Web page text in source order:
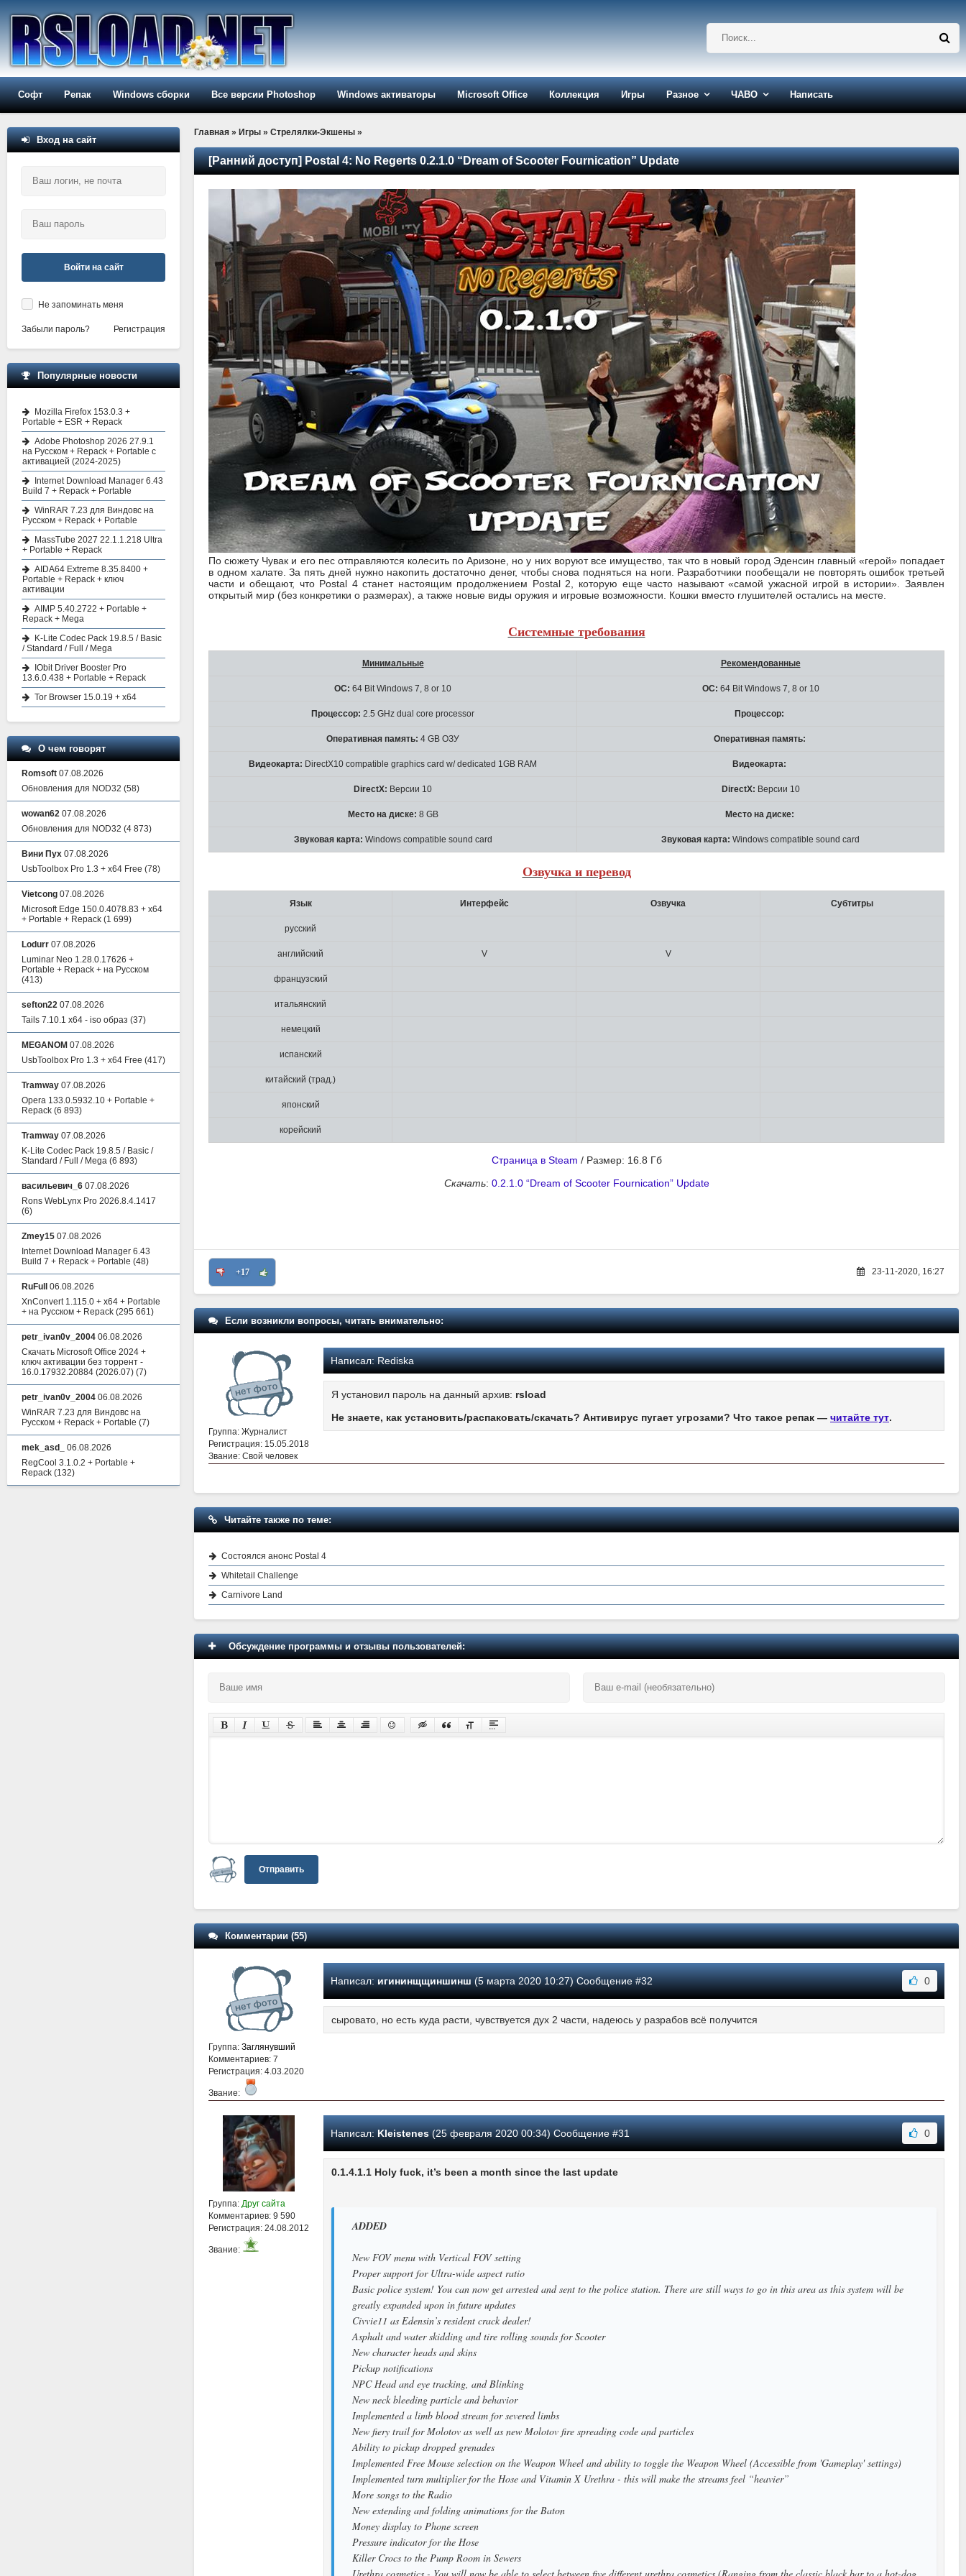
Софт Репак Windows сборки Все версии Photoshop Windows активаторы Microsoft Office Коллекция Игры Разное ЧАВО Написать
Главная » Игры » Стрелялки-Экшены »
[Ранний доступ] Postal 4: No Regerts 0.2.1.0 “Dream of Scooter Fournication” Update
По сюжету Чувак и его пес отправляются колесить по Аризоне, но у них воруют все имущество, так что в новый город Эденсин главный «герой» попадает
в одном халате. За пять дней нужно накопить достаточно денег, чтобы снова подняться на ноги. Разработчики пообещали не повторять ошибок третьей
части и обещают, что Postal 4 станет настоящим продолжением Postal 2, которую еще часто называют «самой ужасной игрой в иcтоpии». Заявлен
открытый мир (без конкретики о размерах), а также новые виды оружия и игровые возможности. Кошки вместо глушителей остались на месте.
Системные требования
Минимальные Рекомендованные
ОС: 64 Bit Windows 7, 8 or 10 ОС: 64 Bit Windows 7, 8 or 10
Процессор: 2.5 GHz dual core processor Процессор:
Оперативная память: 4 GB ОЗУ Оперативная память:
Видеокарта: DirectX10 compatible graphics card w/ dedicated 1GB RAM Видеокарта:
DirectX: Версии 10 DirectX: Версии 10
Место на диске: 8 GB Место на диске:
Звуковая карта: Windows compatible sound card Звуковая карта: Windows compatible sound card
Озвучка и перевод
Язык Интерфейс Озвучка Субтитры
русский
английский V V
французский
итальянский
немецкий
испанский
китайский (трад.)
японский
корейский
Страница в Steam / Размер: 16.8 Гб
Скачать: 0.2.1.0 “Dream of Scooter Fournication” Update
+17 23-11-2020, 16:27
Если возникли вопросы, читать внимательно:
Группа: Журналист
Регистрация: 15.05.2018
Звание: Свой человек
Написал:Rediska
Я установил пароль на данный архив: rsload
Не знаете, как установить/распаковать/скачать? Антивирус пугает угрозами? Что такое репак — читайте тут.
Читайте также по теме:
Состоялся анонс Postal 4
Whitetail Challenge
Carnivore Land
Обсуждение программы и отзывы пользователей:
Отправить
Комментарии (55)
Группа: Заглянувший
Комментариев: 7
Регистрация: 4.03.2020
Звание:
Написал: игининщщиншинш(5 марта 2020 10:27) Сообщение #32 0
сыровато, но есть куда расти, чувствуется дух 2 части, надеюсь у разрабов всё получится
Группа: Друг сайта
Комментариев: 9 590
Регистрация: 24.08.2012
Звание:
Написал: Kleistenes(25 февраля 2020 00:34) Сообщение #31 0
0.1.4.1.1 Holy fuck, it’s been a month since the last update
ADDED
New FOV menu with Vertical FOV setting
Proper support for Ultra-wide aspect ratio
Basic police system! You can now get arrested and sent to the police station. There are still ways to go in this area as this system will be
greatly expanded upon in future updates
Civvie11 as Edensin’s resident crack dealer!
Asphalt and water skidding and tire rolling sounds for Scooter
New character heads and skins
Pickup notifications
NPC Head and eye tracking, and Blinking
New neck bleeding particle and behavior
Implemented a limb blood stream for severed limbs
New fiery trail for Molotov as well as new Molotov fire spreading code and particles
Ability to pickup dropped grenades
Implemented Free Mouse selection on the Weapon Wheel and ability to toggle the Weapon Wheel (Accessible from 'Gameplay' settings)
Implemented turn multiplier for the Hose and Vitamin X Urethra - this will make the streams feel “heavier”
More songs to the Radio
New extending and folding animations for the Baton
Money display to Phone screen
Pressure indicator for the Hose
Killer Crocs to the Pump Room in Sewers
Вход на сайт
Войти на сайт
Не запоминать меня
Забыли пароль? Регистрация
Популярные новости
Mozilla Firefox 153.0.3 +
Portable + ESR + Repack
Adobe Photoshop 2026 27.9.1
на Русском + Repack + Portable с
активацией (2024-2025)
Internet Download Manager 6.43
Build 7 + Repack + Portable
WinRAR 7.23 для Виндовс на
Русском + Repack + Portable
MassTube 2027 22.1.1.218 Ultra
+ Portable + Repack
AIDA64 Extreme 8.35.8400 +
Portable + Repack + ключ
активации
AIMP 5.40.2722 + Portable +
Repack + Mega
K-Lite Codec Pack 19.8.5 / Basic
/ Standard / Full / Mega
IObit Driver Booster Pro
13.6.0.438 + Portable + Repack
Tor Browser 15.0.19 + x64
О чем говорят
Romsoft 07.08.2026
Обновления для NOD32 (58)
wowan62 07.08.2026
Обновления для NOD32 (4 873)
Вини Пух 07.08.2026
UsbToolbox Pro 1.3 + x64 Free (78)
Vietcong 07.08.2026
Microsoft Edge 150.0.4078.83 + x64
+ Portable + Repack (1 699)
Lodurr 07.08.2026
Luminar Neo 1.28.0.17626 +
Portable + Repack + на Русском
(413)
sefton22 07.08.2026
Tails 7.10.1 x64 - iso образ (37)
MEGANOM 07.08.2026
UsbToolbox Pro 1.3 + x64 Free (417)
Tramway 07.08.2026
Opera 133.0.5932.10 + Portable +
Repack (6 893)
Tramway 07.08.2026
K-Lite Codec Pack 19.8.5 / Basic /
Standard / Full / Mega (6 893)
васильевич_6 07.08.2026
Rons WebLynx Pro 2026.8.4.1417
(6)
Zmey15 07.08.2026
Internet Download Manager 6.43
Build 7 + Repack + Portable (48)
RuFull
06.08.2026
XnConvert 1.115.0 + x64 + Portable
+ на Русском + Repack (295 661)
petr_ivan0v_2004 06.08.2026
Скачать Microsoft Office 2024 +
ключ активации без торрент -
16.0.17932.20884 (2026.07) (7)
petr_ivan0v_2004 06.08.2026
WinRAR 7.23 для Виндовс на
Русском + Repack + Portable (7)
mek_asd_
06.08.2026
RegCool 3.1.0.2 + Portable +
Repack (132)